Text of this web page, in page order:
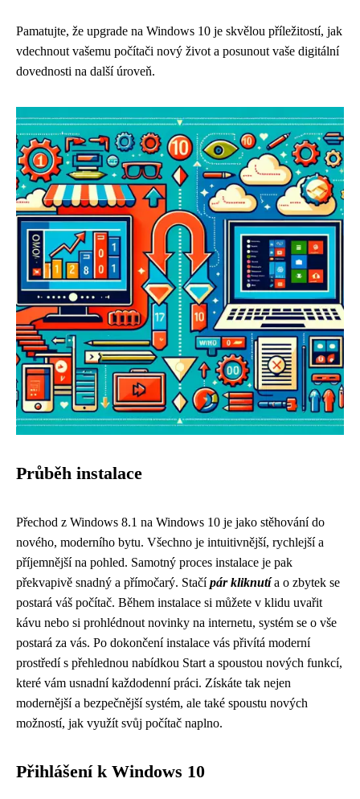
Pamatujte, že upgrade na Windows 10 je skvělou příležitostí, jak
vdechnout vašemu počítači nový život a posunout vaše digitální
dovednosti na další úroveň.
Průběh instalace
Přechod z Windows 8.1 na Windows 10 je jako stěhování do
nového, moderního bytu. Všechno je intuitivnější, rychlejší a
příjemnější na pohled. Samotný proces instalace je pak
překvapivě snadný a přímočarý. Stačípár kliknutía o zbytek se
postará váš počítač. Během instalace si můžete v klidu uvařit
kávu nebo si prohlédnout novinky na internetu, systém se o vše
postará za vás. Po dokončení instalace vás přivítá moderní
prostředí s přehlednou nabídkou Start a spoustou nových funkcí,
které vám usnadní každodenní práci. Získáte tak nejen
modernější a bezpečnější systém, ale také spoustu nových
možností, jak využít svůj počítač naplno.
Přihlášení k Windows 10